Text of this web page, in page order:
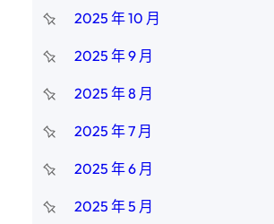
2025 年 10 月
2025 年 9 月
2025 年 8 月
2025 年 7 月
2025 年 6 月
2025 年 5 月